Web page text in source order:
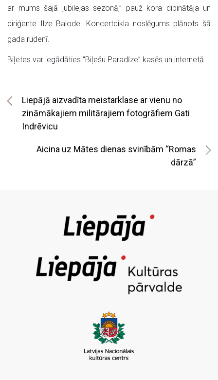
ar mums šajā jubilejas sezonā,” pauž kora dibinātāja un
diriģente Ilze Balode. Koncertcikla noslēgums plānots šā
gada rudenī​.
Biļetes var iegādāties “Biļešu Paradīze” kasēs un internetā.
Liepājā aizvadīta meistarklase ar vienu no
zināmākajiem militārajiem fotogrāfiem Gati
Indrēvicu
Aicina uz Mātes dienas svinībām “Romas
dārzā”